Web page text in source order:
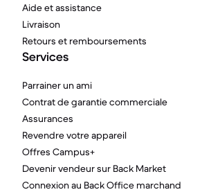
Aide et assistance
Livraison
Retours et remboursements
Services
Parrainer un ami
Contrat de garantie commerciale
Assurances
Revendre votre appareil
Offres Campus+
Devenir vendeur sur Back Market
Connexion au Back Office marchand